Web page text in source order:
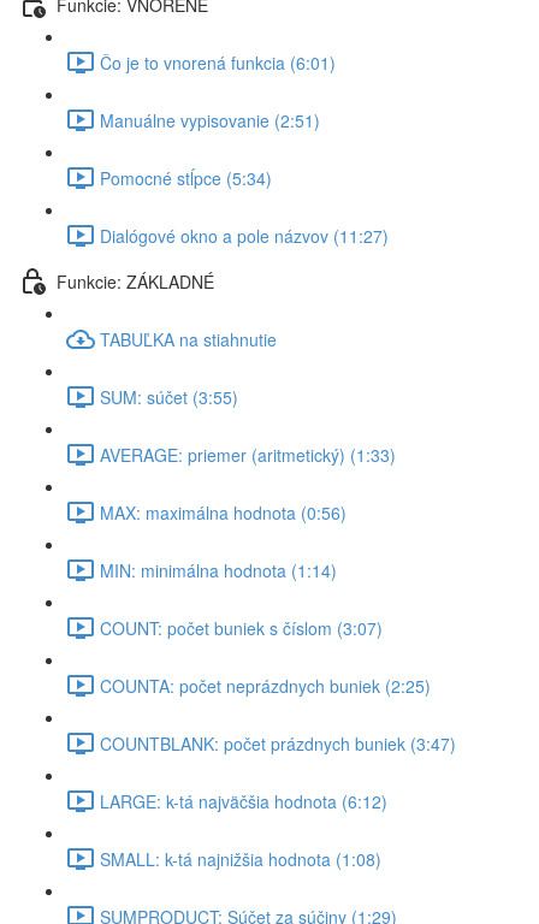
Čo je to vnorená funkcia (6:01)
Manuálne vypisovanie (2:51)
Pomocné stĺpce (5:34)
Dialógové okno a pole názvov (11:27)
Funkcie: ZÁKLADNÉ
TABUĽKA na stiahnutie
SUM: súčet (3:55)
AVERAGE: priemer (aritmetický) (1:33)
MAX: maximálna hodnota (0:56)
MIN: minimálna hodnota (1:14)
COUNT: počet buniek s číslom (3:07)
COUNTA: počet neprázdnych buniek (2:25)
COUNTBLANK: počet prázdnych buniek (3:47)
LARGE: k-tá najväčšia hodnota (6:12)
SMALL: k-tá najnižšia hodnota (1:08)
SUMPRODUCT: Súčet za súčiny (1:29)